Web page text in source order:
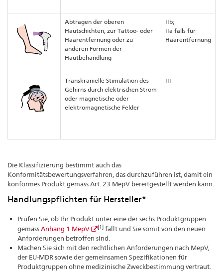
Abtragen der oberen
Hautschichten, zur Tattoo- oder
Haarentfernung oder zu
anderen Formen der
Hautbehandlung
IIb;
IIa falls für
Haarentfernung
Transkranielle Stimulation des
Gehirns durch elektrischen Strom
oder magnetische oder
elektromagnetische Felder
III
Die Klassifizierung bestimmt auch das
Konformitätsbewertungsverfahren, das durchzuführen ist, damit ein
konformes Produkt gemäss Art. 23 MepV bereitgestellt werden kann.
Handlungspflichten für Hersteller*
Prüfen Sie, ob Ihr Produkt unter eine der sechs Produktgruppen
gemässAnhang 1 MepV [1] fällt und Sie somit von den neuen
Anforderungen betroffen sind.
Machen Sie sich mit den rechtlichen Anforderungen nach MepV,
der EU-MDR sowie der gemeinsamen Spezifikationen für
Produktgruppen ohne medizinische Zweckbestimmung vertraut.